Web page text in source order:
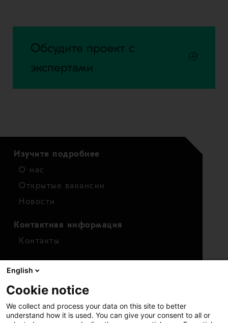
Обсудите проект с
экспертами
Изучите подробнее
О нас
Открытые вакансии
Новости
Контактная информация
Контакты
Финансовые показатели
Акции
English
Cookie notice
We collect and process your data on this site to better
understand how it is used. You can give your consent to all or